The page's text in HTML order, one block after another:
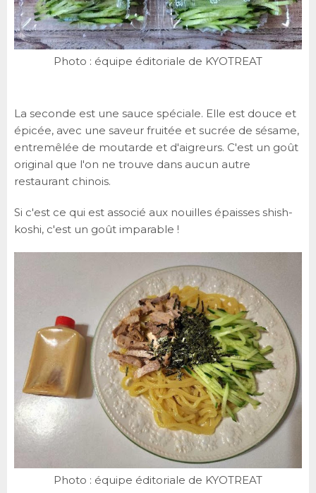
Photo : équipe éditoriale de KYOTREAT
La seconde est une sauce spéciale. Elle est douce et
épicée, avec une saveur fruitée et sucrée de sésame,
entremêlée de moutarde et d'aigreurs. C'est un goût
original que l'on ne trouve dans aucun autre
restaurant chinois.
Si c'est ce qui est associé aux nouilles épaisses shish-
koshi, c'est un goût imparable !
Photo : équipe éditoriale de KYOTREAT